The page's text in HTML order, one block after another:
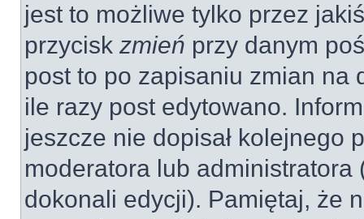
jest to możliwe tylko przez
przycisk zmień przy danym
post to po zapisaniu zmian na
ile razy post edytowano.
jeszcze nie dopisał kolejnego
moderatora lub
dokonali edycji). Pamiętaj, że